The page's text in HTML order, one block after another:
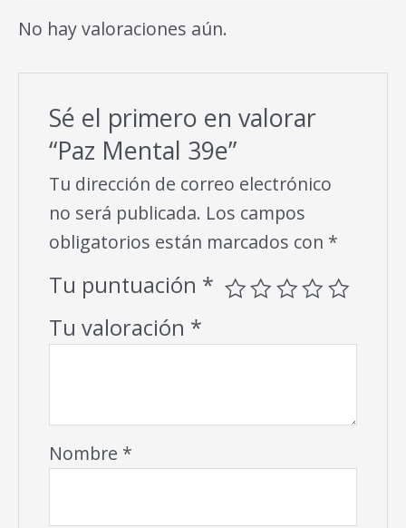
No hay valoraciones aún.
Sé el primero en valorar
“Paz Mental 39e”
Tu dirección de correo electrónico
no será publicada. Los campos
obligatorios están marcados con *
Tu puntuación *
Tu valoración *
Nombre *